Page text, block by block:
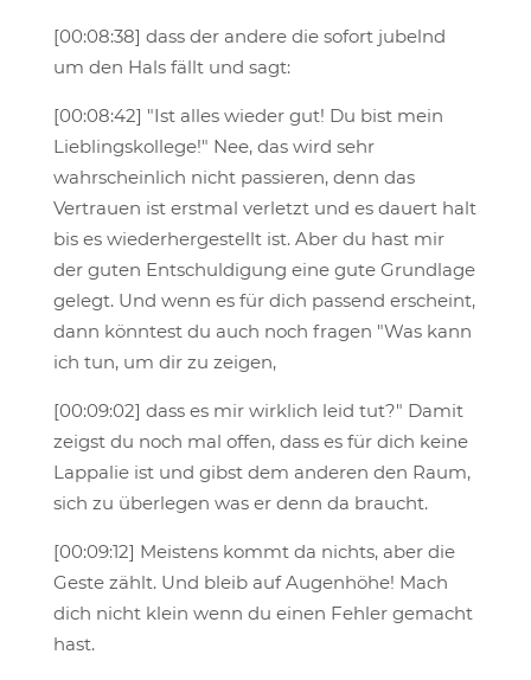
[00:08:38] dass der andere die sofort jubelnd
um den Hals fällt und sagt:
[00:08:42] "Ist alles wieder gut! Du bist mein
Lieblingskollege!" Nee, das wird sehr
wahrscheinlich nicht passieren, denn das
Vertrauen ist erstmal verletzt und es dauert halt
bis es wiederhergestellt ist. Aber du hast mir
der guten Entschuldigung eine gute Grundlage
gelegt. Und wenn es für dich passend erscheint,
dann könntest du auch noch fragen "Was kann
ich tun, um dir zu zeigen,
[00:09:02] dass es mir wirklich leid tut?" Damit
zeigst du noch mal offen, dass es für dich keine
Lappalie ist und gibst dem anderen den Raum,
sich zu überlegen was er denn da braucht.
[00:09:12] Meistens kommt da nichts, aber die
Geste zählt. Und bleib auf Augenhöhe! Mach
dich nicht klein wenn du einen Fehler gemacht
hast.